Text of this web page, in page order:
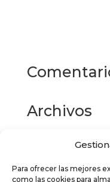
Para ofrecer las mejores
como las cookies para
Archivos
Categorías
No hay categorías